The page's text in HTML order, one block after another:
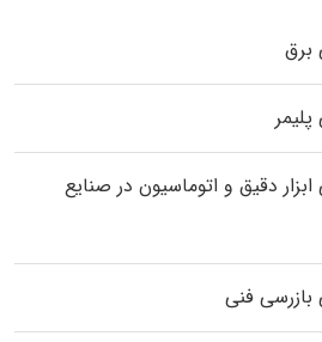
برق
دقیق و اتوماسیون در صنایع
فنی